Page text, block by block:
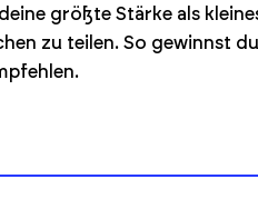
größte Stärke als
zu teilen. So gewinnst